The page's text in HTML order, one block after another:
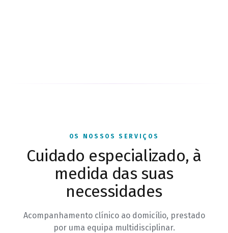
OS NOSSOS SERVIÇOS
Cuidado especializado, à
medida das suas
necessidades
Acompanhamento clínico ao domicílio, prestado
por uma equipa multidisciplinar.